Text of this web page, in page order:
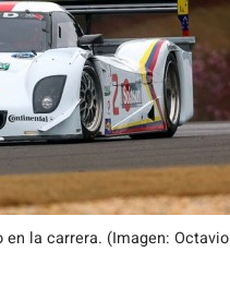
la carrera. (Imagen: Octavio